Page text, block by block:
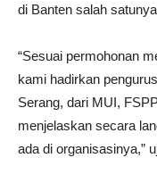
di Banten salah
“Sesuai permohonan
kami hadirkan
Serang, dari MUI,
menjelaskan secara
ada di organisasinya,”